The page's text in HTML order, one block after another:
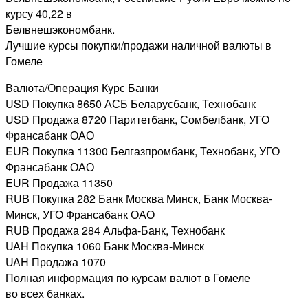
курсу 40,22 в
Белвнешэкономбанк.
Лучшие курсы покупки/продажи наличной валюты в
Гомеле
Валюта/Операция Курс Банки
USD Покупка 8650 АСБ Беларусбанк, Технобанк
USD Продажа 8720 Паритетбанк, Сомбелбанк, УГО
Франсабанк ОАО
EUR Покупка 11300 Белгазпромбанк, Технобанк, УГО
Франсабанк ОАО
EUR Продажа 11350
RUB Покупка 282 Банк Москва Минск, Банк Москва-
Минск, УГО Франсабанк ОАО
RUB Продажа 284 Альфа-Банк, Технобанк
UAH Покупка 1060 Банк Москва-Минск
UAH Продажа 1070
Полная информация по курсам валют в Гомеле
во всех банках.